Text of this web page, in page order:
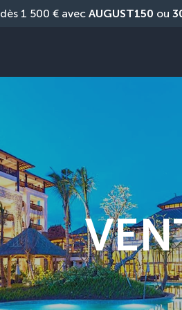
dès 1 500 € avec AUGUST150 ou